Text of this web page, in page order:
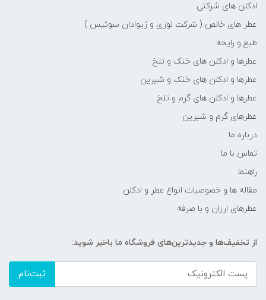
ادکلن های شرکتی
عطر های خالص ( شرکت لوزی و ژیوادان سوئیس )
طبع و رایحه
عطرها و ادکلن های خنک و تلخ
عطرها و ادکلن های خنک و شیرین
عطرها و ادکلن های گرم و تلخ
عطرهای گرم و شیرین
درباره ما
تماس با ما
راهنما
مقاله ها و خصوصیات انواع عطر و ادکلن
عطرهای ارزان و با صرفه
از تخفیف‌ها و جدیدترین‌های فروشگاه ما باخبر شوید:
ثبت‌نام